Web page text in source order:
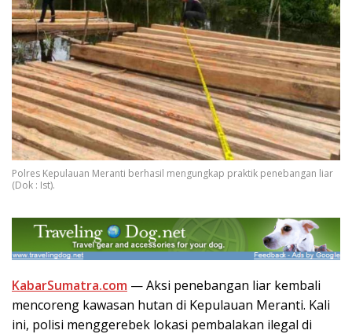
Polres Kepulauan Meranti berhasil mengungkap praktik penebangan liar
(Dok : Ist).
KabarSumatra.com — Aksi penebangan liar kembali
mencoreng kawasan hutan di Kepulauan Meranti. Kali
ini, polisi menggerebek lokasi pembalakan ilegal di